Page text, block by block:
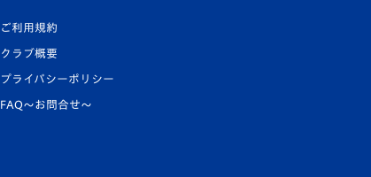
ご利用規約
クラブ概要
プライバシーポリシー
FAQ〜お問合せ〜